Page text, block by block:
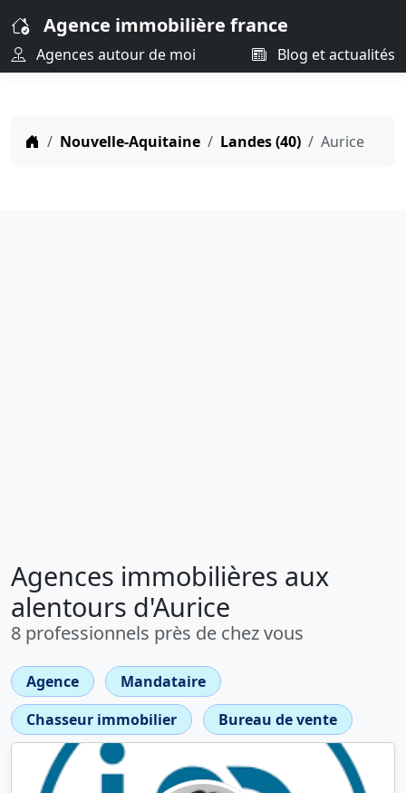
Agence immobilière france
Agences autour de moi Blog et actualités
Nouvelle-Aquitaine Landes (40) Aurice
Agences immobilières aux
alentours d'Aurice
8 professionnels près de chez vous
Agence
Mandataire
Chasseur immobilier
Bureau de vente